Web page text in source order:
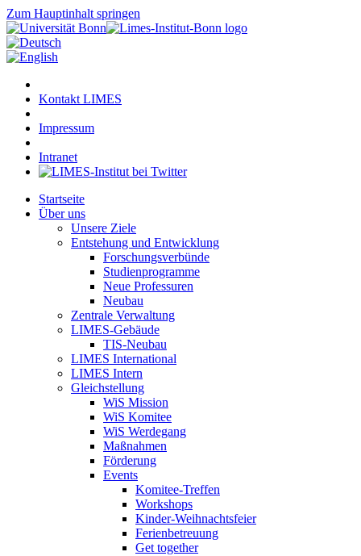
Zum Hauptinhalt springen
Kontakt LIMES
Impressum
Intranet
Startseite
Über uns
Unsere Ziele
Entstehung und Entwicklung
Forschungsverbünde
Studienprogramme
Neue Professuren
Neubau
Zentrale Verwaltung
LIMES-Gebäude
TIS-Neubau
LIMES International
LIMES Intern
Gleichstellung
WiS Mission
WiS Komitee
WiS Werdegang
Maßnahmen
Förderung
Events
Komitee-Treffen
Workshops
Kinder-Weihnachtsfeier
Ferienbetreuung
Get together